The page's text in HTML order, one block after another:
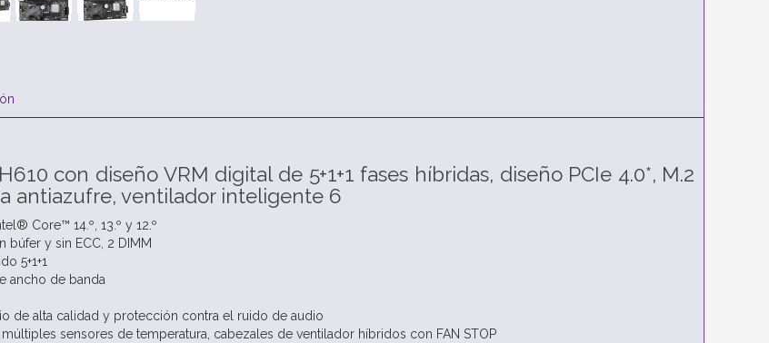
con diseño VRM digital de 5+1+1 fases híbridas, diseño PCIe 4.0*, M.2
antiazufre, ventilador inteligente 6
Core™ 14.º, 13.º y 12.º
búfer y sin ECC, 2 DIMM
5+1+1
ancho de banda
de alta calidad y protección contra el ruido de audio
sensores de temperatura, cabezales de ventilador híbridos con FAN STOP